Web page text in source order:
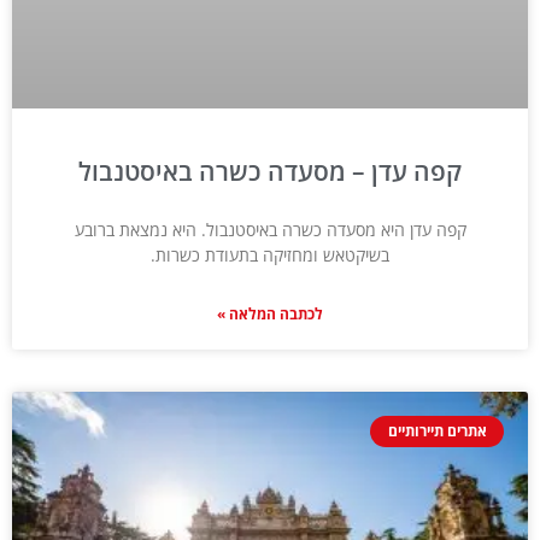
קפה עדן – מסעדה כשרה באיסטנבול
קפה עדן היא מסעדה כשרה באיסטנבול. היא נמצאת ברובע
בשיקטאש ומחזיקה בתעודת כשרות.
לכתבה המלאה »
אתרים תיירותיים